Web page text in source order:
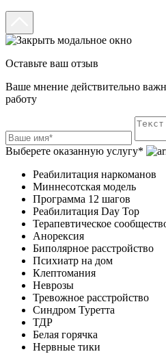
Оставьте ваш отзыв
Ваше мнение действительно
работу
Выберете оказанную услугу*
Реабилитация наркоманов
Миннесотская модель
Программа 12 шагов
Реабилитация Day Top
Терапевтическое
Анорексия
Биполярное расстройство
Психиатр на дом
Клептомания
Неврозы
Тревожное расстройство
Синдром Туретта
ТДР
Белая горячка
Нервные тики